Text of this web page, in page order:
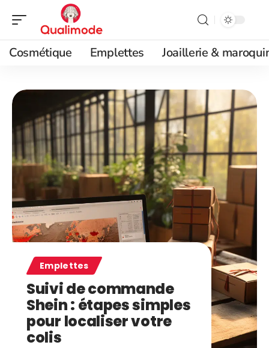
Cosmétique Emplettes Joaillerie &
Emplettes
Suivi de commande
Shein : étapes simples
pour localiser votre
colis